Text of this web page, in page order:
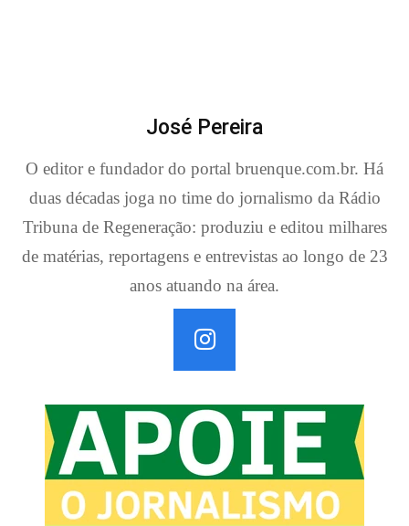
José Pereira
O editor e fundador do portal bruenque.com.br. Há
duas décadas joga no time do jornalismo da Rádio
Tribuna de Regeneração: produziu e editou milhares
de matérias, reportagens e entrevistas ao longo de 23
anos atuando na área.